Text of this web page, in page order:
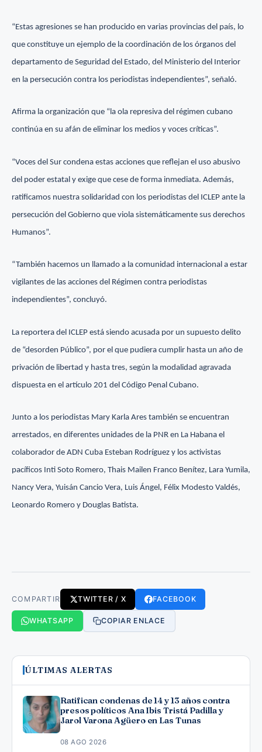
“Estas agresiones se han producido en varias provincias del país, lo
que constituye un ejemplo de la coordinación de los órganos del
departamento de Seguridad del Estado, del Ministerio del Interior
en la persecución contra los periodistas independientes”, señaló.
Afirma la organización que “la ola represiva del régimen cubano
continúa en su afán de eliminar los medios y voces críticas”.
“Voces del Sur condena estas acciones que reflejan el uso abusivo
del poder estatal y exige que cese de forma inmediata. Además,
ratificamos nuestra solidaridad con los periodistas del ICLEP ante la
persecución del Gobierno que viola sistemáticamente sus derechos
Humanos”.
“También hacemos un llamado a la comunidad internacional a estar
vigilantes de las acciones del Régimen contra periodistas
independientes”, concluyó.
La reportera del ICLEP está siendo acusada por un supuesto delito
de “desorden Público”, por el que pudiera cumplir hasta un año de
privación de libertad y hasta tres, según la modalidad agravada
dispuesta en el artículo 201 del Código Penal Cubano.
Junto a los periodistas Mary Karla Ares también se encuentran
arrestados, en diferentes unidades de la PNR en La Habana el
colaborador de ADN Cuba Esteban Rodríguez y los activistas
pacíficos Inti Soto Romero, Thais Mailen Franco Benítez, Lara Yumila,
Nancy Vera, Yuisán Cancio Vera, Luis Ángel, Félix Modesto Valdés,
Leonardo Romero y Douglas Batista.
COMPARTIR TWITTER / X FACEBOOK
WHATSAPP COPIAR ENLACE
ÚLTIMAS ALERTAS
Ratifican condenas de 14 y 13 años contra
presos políticos Ana Ibis Tristá Padilla y
Jarol Varona Agüero en Las Tunas
08 AGO 2026